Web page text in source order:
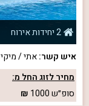
2 יחידות אירוח
איש קשר:אתי / מיקי
מחיר לזוג החל מ:
סופ״ש1000